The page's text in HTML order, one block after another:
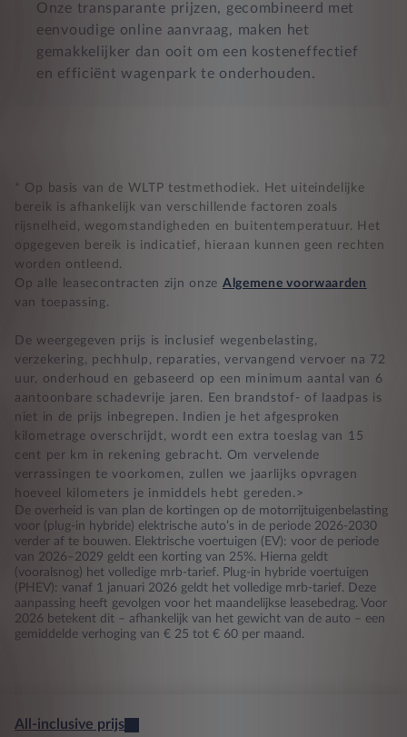
Onze transparante prijzen, gecombineerd met
eenvoudige online aanvraag, maken het
gemakkelijker dan ooit om een kosteneffectief
en efficiënt wagenpark te onderhouden.
* Op basis van de WLTP testmethodiek. Het uiteindelijke
bereik is afhankelijk van verschillende factoren zoals
rijsnelheid, wegomstandigheden en buitentemperatuur. Het
opgegeven bereik is indicatief, hieraan kunnen geen rechten
worden ontleend.
Op alle leasecontracten zijn onze Algemene voorwaarden
van toepassing.
De weergegeven prijs is inclusief wegenbelasting,
verzekering, pechhulp, reparaties, vervangend vervoer na 72
uur, onderhoud en gebaseerd op een minimum aantal van 6
aantoonbare schadevrije jaren. Een brandstof- of laadpas is
niet in de prijs inbegrepen. Indien je het afgesproken
kilometrage overschrijdt, wordt een extra toeslag van 15
cent per km in rekening gebracht. Om vervelende
verrassingen te voorkomen, zullen we jaarlijks opvragen
hoeveel kilometers je inmiddels hebt gereden.>
De overheid is van plan de kortingen op de motorrijtuigenbelasting
voor (plug-in hybride) elektrische auto’s in de periode 2026-2030
verder af te bouwen. Elektrische voertuigen (EV): voor de periode
van 2026–2029 geldt een korting van 25%. Hierna geldt
(vooralsnog) het volledige mrb-tarief. Plug-in hybride voertuigen
(PHEV): vanaf 1 januari 2026 geldt het volledige mrb-tarief. Deze
aanpassing heeft gevolgen voor het maandelijkse leasebedrag. Voor
2026 betekent dit – afhankelijk van het gewicht van de auto – een
gemiddelde verhoging van € 25 tot € 60 per maand.
All-inclusive prijs